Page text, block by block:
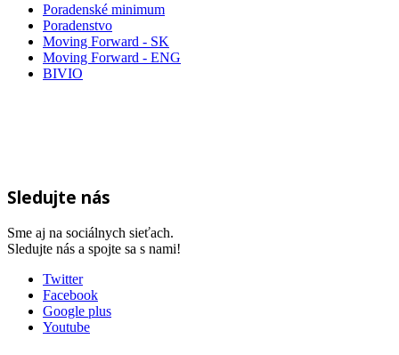
Poradenské minimum
Poradenstvo
Moving Forward - SK
Moving Forward - ENG
BIVIO
Sledujte nás
Sme aj na sociálnych sieťach.
Sledujte nás a spojte sa s nami!
Twitter
Facebook
Google plus
Youtube